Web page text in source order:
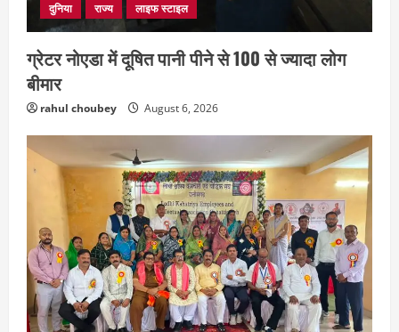
दुनिया राज्य लाइफ स्टाइल
ग्रेटर नोएडा में दूषित पानी पीने से 100 से ज्यादा लोग
बीमार
rahul choubey August 6, 2026